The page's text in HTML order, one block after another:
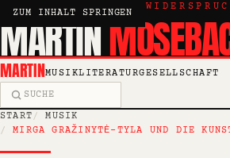
ZUM INHALT SPRINGEN
KRITIK, ESSAY,
MARTIN
MARTINMUSIKLITERATURGESELLSCHAFT
Suche
START
MUSIK
MIRGA GRAŽINYTĖ-TYLA UND DIE